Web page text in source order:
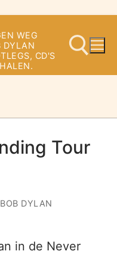
WEG
DYLAN
CD'S
Tour
BOB DYLAN
in de Never